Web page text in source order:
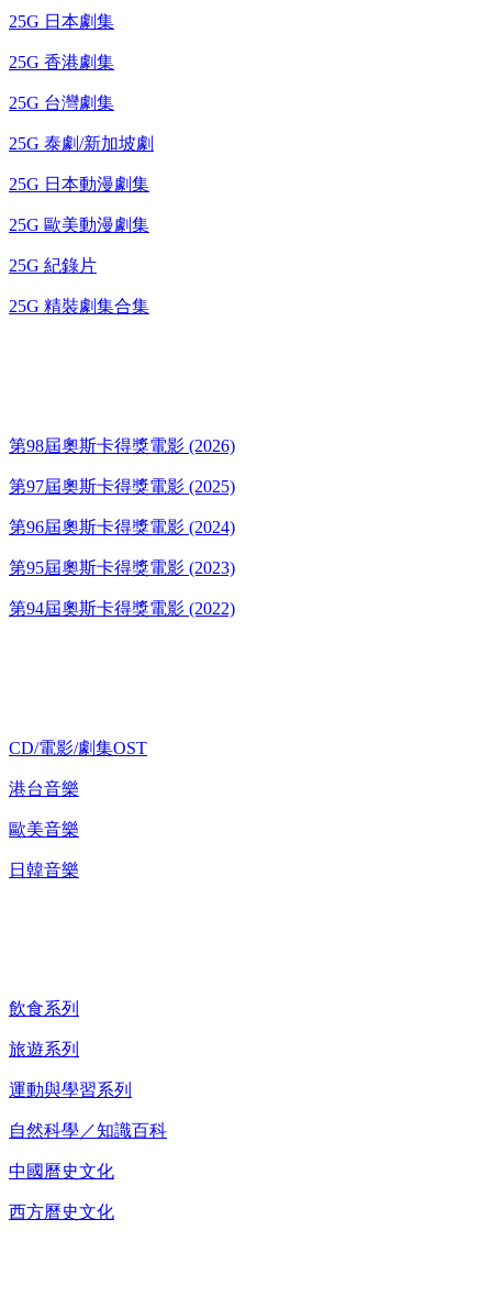
25G 日本劇集
25G 香港劇集
25G 台灣劇集
25G 泰劇/新加坡劇
25G 日本動漫劇集
25G 歐美動漫劇集
25G 紀錄片
25G 精裝劇集合集
第98屆奧斯卡得獎電影 (2026)
第97屆奧斯卡得獎電影 (2025)
第96屆奧斯卡得獎電影 (2024)
第95屆奧斯卡得獎電影 (2023)
第94屆奧斯卡得獎電影 (2022)
CD/電影/劇集OST
港台音樂
歐美音樂
日韓音樂
飲食系列
旅遊系列
運動與學習系列
自然科學／知識百科
中國曆史文化
西方曆史文化